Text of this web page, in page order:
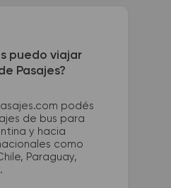
puedo viajar
Pasajes?
podés
de bus para
y hacia
como
Paraguay,